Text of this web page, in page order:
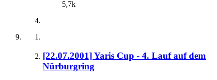
5,7k
[22.07.2001] Yaris Cup - 4. Lauf auf dem
Nürburgring